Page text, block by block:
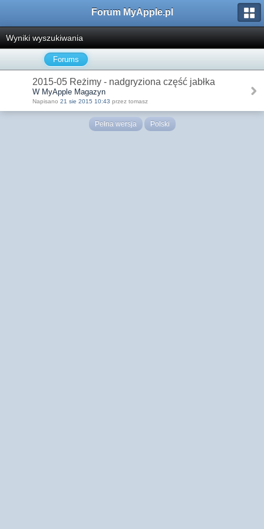
Forum MyApple.pl
Wyniki wyszukiwania
Forums
2015-05 Reżimy - nadgryziona część jabłka
W MyApple Magazyn
Napisano 21 sie 2015 10:43 przez tomasz
Pełna wersja Polski